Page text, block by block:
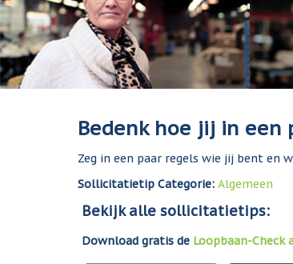
Bedenk hoe jij in
Zeg in een paar regels wie jij bent en
Sollicitatietip Categorie:Algemeen
Bekijk alle sollicitatietips:
Download gratis de Loopbaan-Check